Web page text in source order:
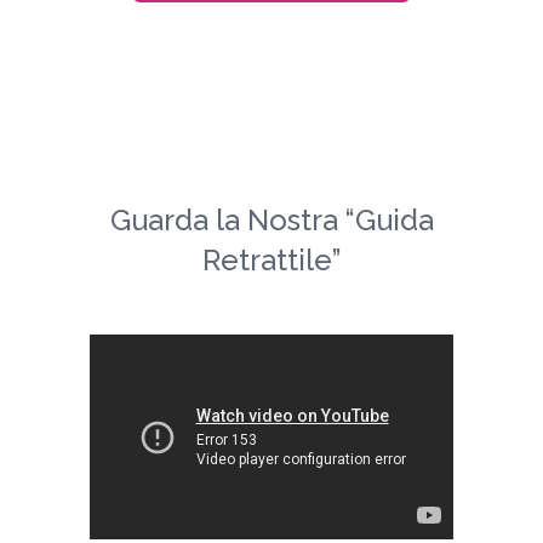
Guarda la Nostra “Guida
Retrattile”